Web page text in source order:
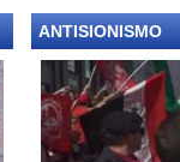
ANTISIONISMO